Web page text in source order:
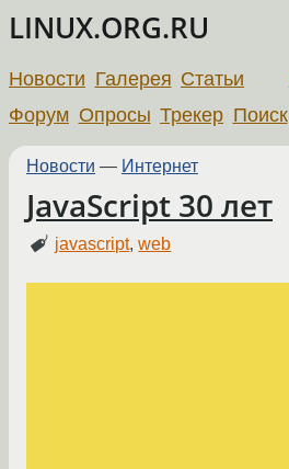
LINUX.ORG.RU
Новости Галерея Статьи
Форум Опросы Трекер Поиск
Новости — Интернет
JavaScript 30 лет
javascript,web